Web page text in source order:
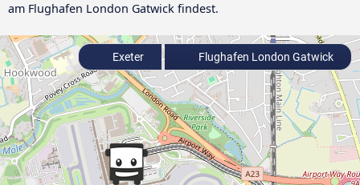
am Flughafen London Gatwick findest.
Exeter Flughafen London Gatwick